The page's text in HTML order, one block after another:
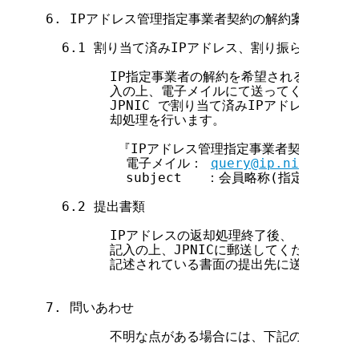
6. IPアドレス管理指定事業者契約の解約案内
6.1 割り当て済みIPアドレス、割り振られたアド
IP指定事業者の解約を希望される場合は、
        入の上、電子メイルにて送ってください。
JPNIC で割り当て済みIPアドレス、割り
        却処理を行います。
『IPアドレス管理指定事業者契約解約に
          電子メイル：
query@ip.nic.ad.jp
subject   ：会員略称(指定事業者略
  6.2 提出書類
IPアドレスの返却処理終了後、『IPアド
記入の上、JPNICに郵送してください。
記述されている書面の提出先に送ってくだ
7. 問いあわせ
不明な点がある場合には、下記の電子メイ